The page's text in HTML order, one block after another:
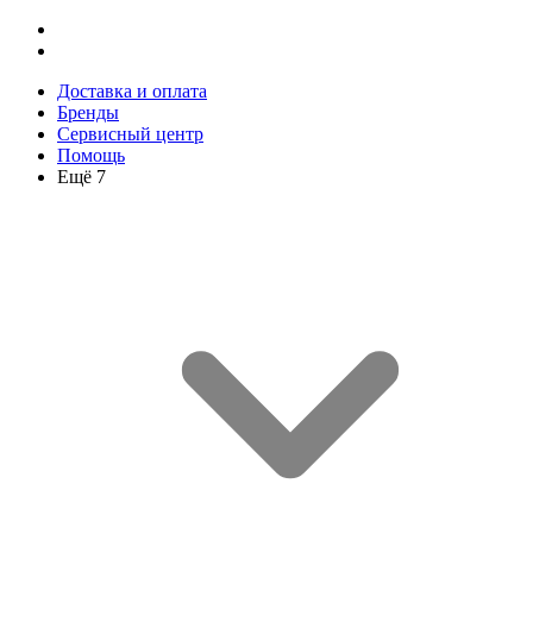
Доставка и оплата
Бренды
Сервисный центр
Помощь
Ещё 7